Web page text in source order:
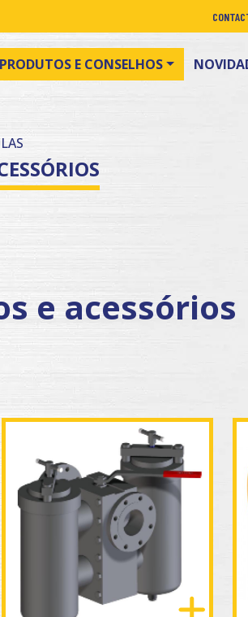
PRODUTOS E CONSELHOS
e acessórios